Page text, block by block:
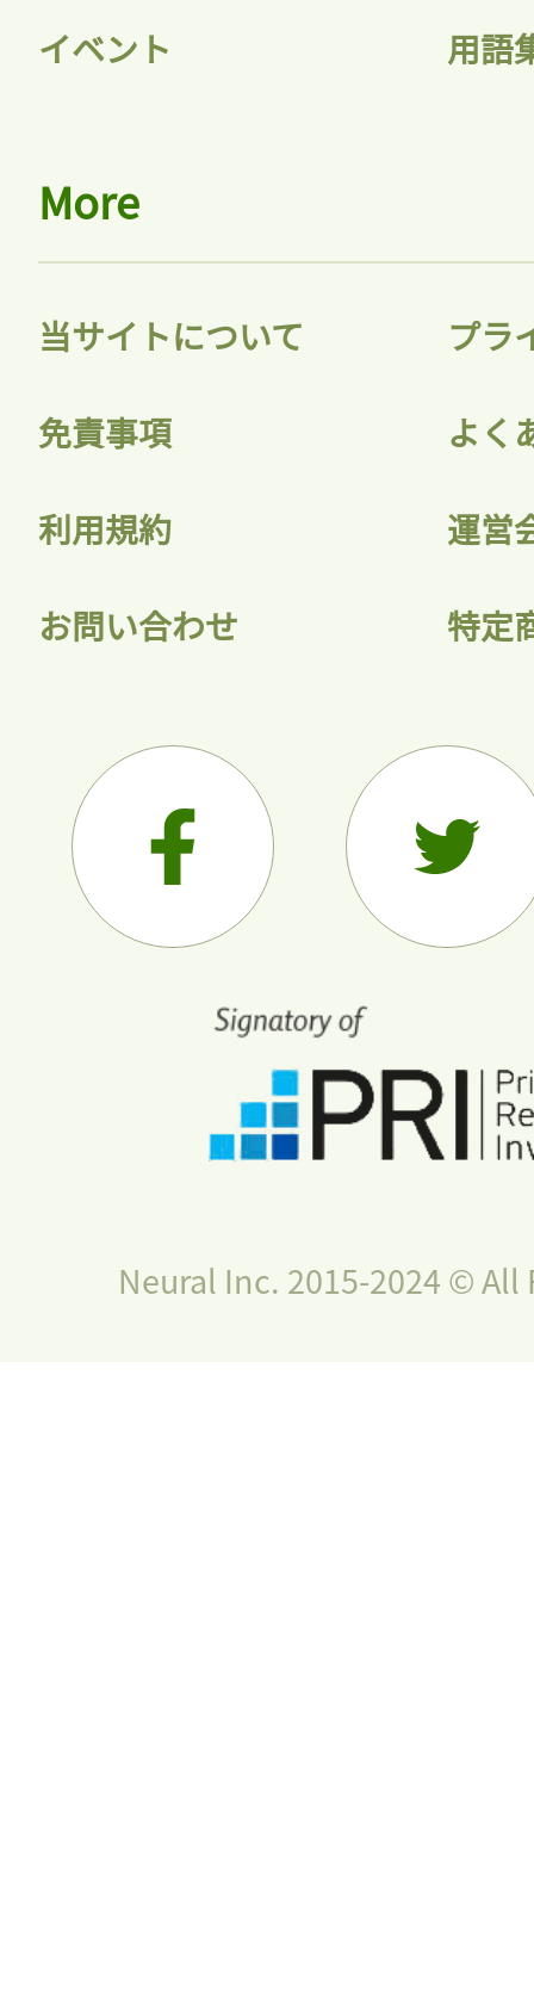
イベント 用語
More
当サイトについて プラ
免責事項 よく
利用規約 運営
お問い合わせ 特定
Neural Inc. 2015-2024 © All